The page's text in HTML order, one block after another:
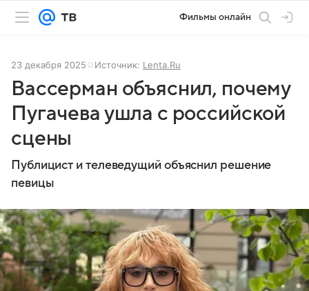
Фильмы онлайн
23 декабря 2025 Источник: Lenta.Ru
Вассерман объяснил, почему
Пугачева ушла с российской
сцены
Публицист и телеведущий объяснил решение
певицы